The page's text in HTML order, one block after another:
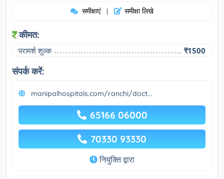
समीक्षाएं | समीक्षा लिखे
कीमत:
परामर्श शुल्क ₹1500
संपर्क करें:
manipalhospitals.com/ranchi/doct...
65166 06000
70330 93330
नियुक्ति द्वारा